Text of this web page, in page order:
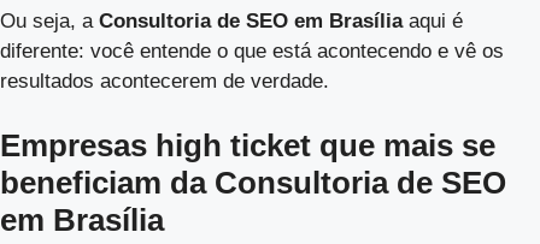
Ou seja, a Consultoria de SEO em Brasíliaaqui é
diferente: você entende o que está acontecendo e vê os
resultados acontecerem de verdade.
Empresas high ticket que mais se
beneficiam da Consultoria de SEO
em Brasília